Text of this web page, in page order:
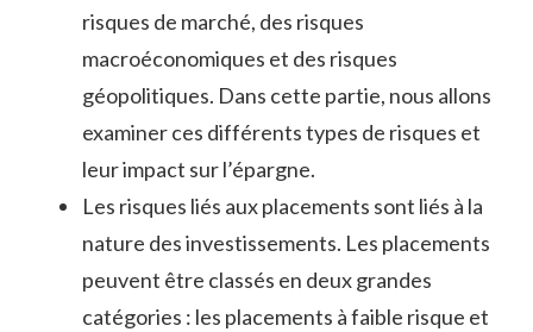
risques de marché, des risques
macroéconomiques et des risques
géopolitiques. Dans cette partie, nous allons
examiner ces différents types de risques et
leur impact sur l’épargne.
Les risques liés aux placements sont liés à la
nature des investissements. Les placements
peuvent être classés en deux grandes
catégories : les placements à faible risque et